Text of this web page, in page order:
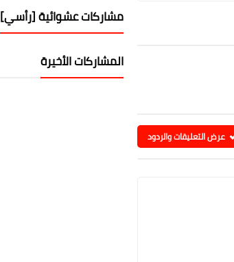
عرض التعليقات والردود
مشاركات عشوائية [رأسي]
المشاركات الأخيرة